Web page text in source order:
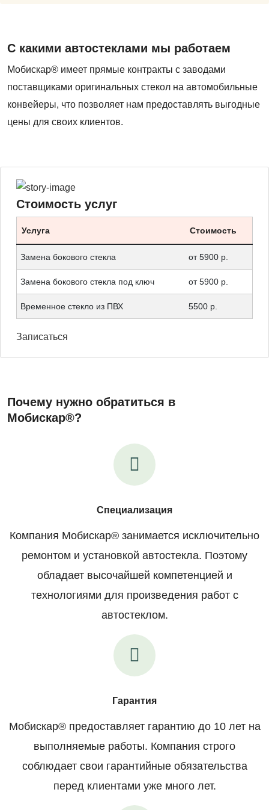
С какими автостеклами мы работаем
Мобискар® имеет прямые контракты с заводами
поставщиками оригинальных стекол на автомобильные
конвейеры, что позволяет нам предоставлять выгодные
цены для своих клиентов.
Стоимость услуг
Услуга Стоимость
Замена бокового стекла от 5900 р.
Замена бокового стекла под ключ от 5900 р.
Временное стекло из ПВХ 5500 р.
Записаться
Почему нужно обратиться в
Мобискар®?
Специализация
Компания Мобискар® занимается исключительно
ремонтом и установкой автостекла. Поэтому
обладает высочайшей компетенцией и
технологиями для произведения работ с
автостеклом.
Гарантия
Мобискар® предоставляет гарантию до 10 лет на
выполняемые работы. Компания строго
соблюдает свои гарантийные обязательства
перед клиентами уже много лет.